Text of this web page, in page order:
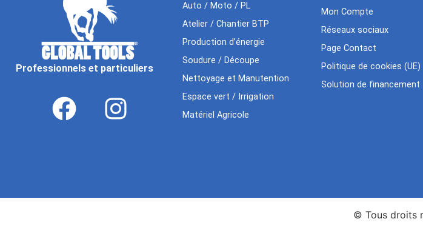
Professionnels et particuliers
Auto / Moto / PL
Atelier / Chantier BTP
Production d’énergie
Soudure / Découpe
Nettoyage et Manutention
Espace vert / Irrigation
Matériel Agricole
Mon Compte
Réseaux sociaux
Page Contact
Politique de cookies (UE)
Solution de financement
© Tous droits